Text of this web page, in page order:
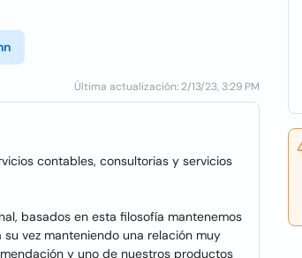
Última actualización: 2/13/23, 3:29 PM
contables, consultorias y servicios
basados en esta filosofía mantenemos
vez manteniendo una relación muy
y uno de nuestros productos